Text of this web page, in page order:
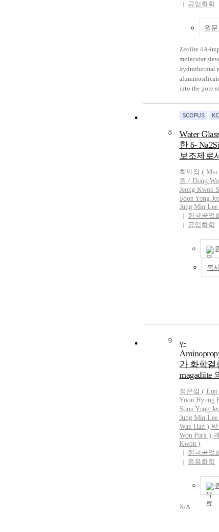
area becomes
공업화학
원
Zeolite 4A-
molecular
hydrothermal
into the pore
macropore of
The pore
carbon
pore volume
crystal is 0.41
pore volume
crystals on
activated
exchange
CaCO₃/g
almost the
4A powder.
4A was not
impregnated
I and III. In
impregnated
properties
8
Water
한 δ-
보조제로
최민정 ( Min
원 ( Dong
Jeong Kwon
Soon Yong
Jung Min
한국공업
공업화학
복
9
γ-
가 화학결
magadiite
정은일 (
Yoon Hyung
Soon Yong
Jung Min
Wan Han ),
Won Park ),
Kwon )
한국공업
응용화학
N/A